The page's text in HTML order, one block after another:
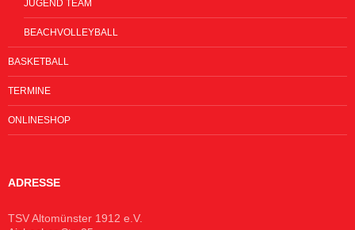
JUGEND TEAM
BEACHVOLLEYBALL
BASKETBALL
TERMINE
ONLINESHOP
ADRESSE
TSV Altomünster 1912 e.V.